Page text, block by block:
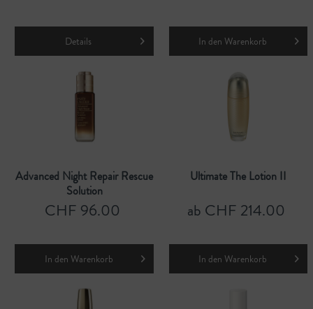
Details In den Warenkorb
Advanced Night Repair Rescue
Solution
CHF 96.00
In den Warenkorb
Ultimate The Lotion II
ab CHF 214.00
In den Warenkorb